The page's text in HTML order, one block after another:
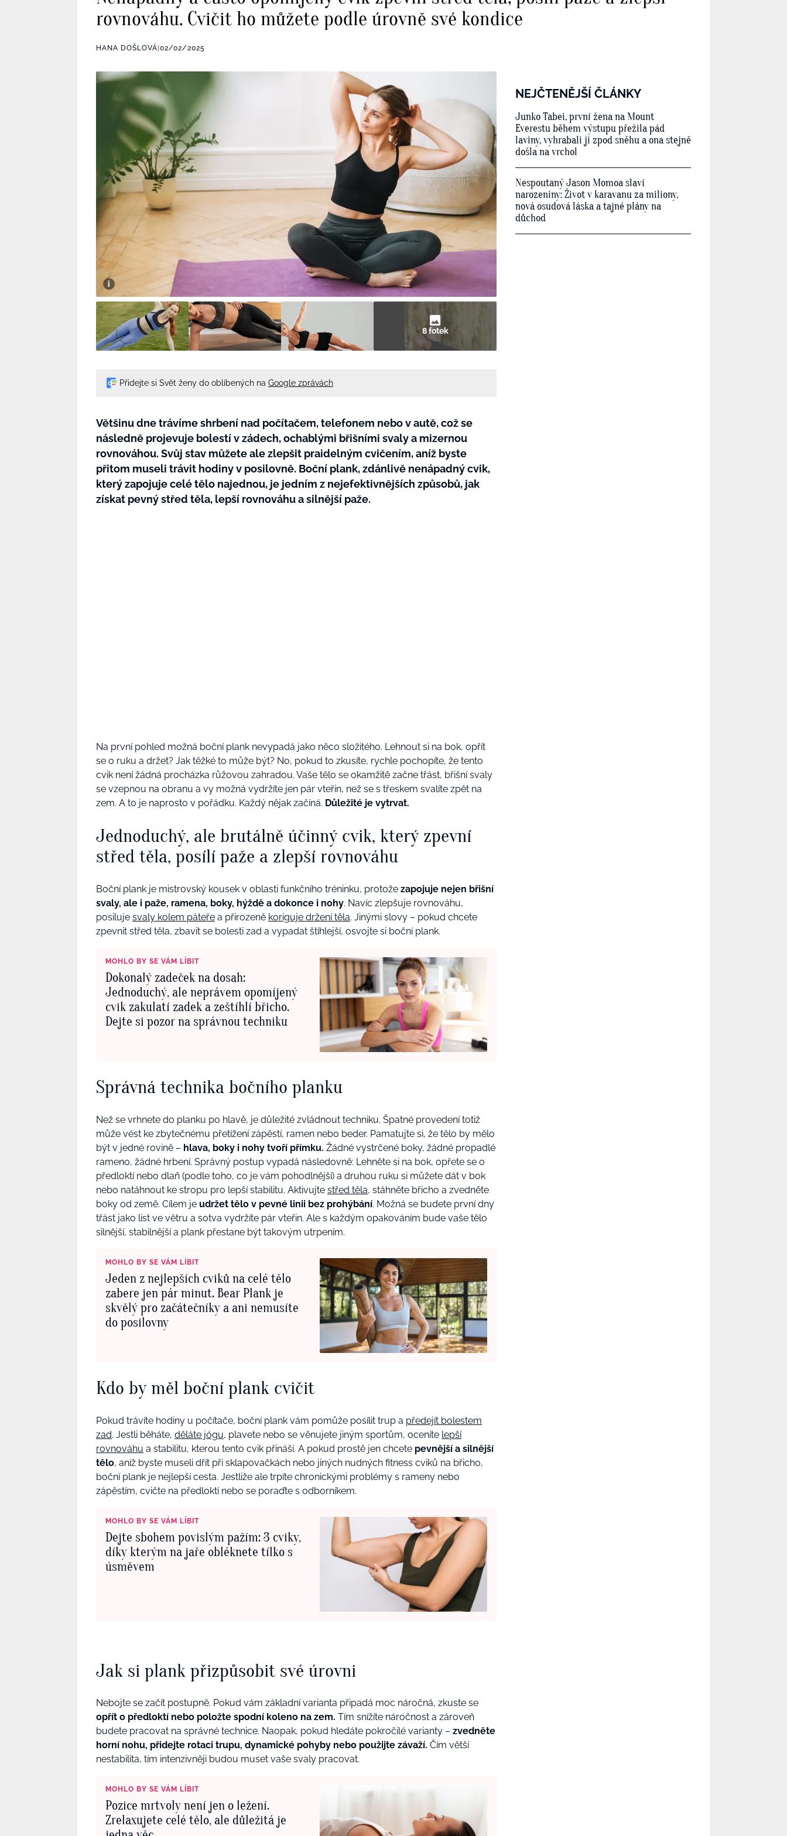
rovnováhu. Cvičit ho můžete podle úrovně své kondice
HANA DOŠLOVÁ 02/02/2025
8 fotek
Přidejte si Svět ženy do oblíbených na Google zprávách
Většinu dne trávíme shrbení nad počítačem, telefonem nebo v autě, což se
následně projevuje bolestí v zádech, ochablými břišními svaly a mizernou
rovnováhou. Svůj stav můžete ale zlepšit praidelným cvičením, aníž byste
přitom museli trávit hodiny v posilovně. Boční plank, zdánlivě nenápadný cvik,
který zapojuje celé tělo najednou, je jedním z nejefektivnějších způsobů, jak
získat pevný střed těla, lepší rovnováhu a silnější paže.
Na první pohled možná boční plank nevypadá jako něco složitého. Lehnout si na bok, opřít
se o ruku a držet? Jak těžké to může být? No, pokud to zkusíte, rychle pochopíte, že tento
cvik není žádná procházka růžovou zahradou. Vaše tělo se okamžitě začne třást, břišní svaly
se vzepnou na obranu a vy možná vydržíte jen pár vteřin, než se s třeskem svalíte zpět na
zem. A to je naprosto v pořádku. Každý nějak začíná. Důležité je vytrvat.
Jednoduchý, ale brutálně účinný cvik, který zpevní
střed těla, posílí paže a zlepší rovnováhu
Boční plank je mistrovský kousek v oblasti funkčního tréninku, protože zapojuje nejen břišní
svaly, ale i paže, ramena, boky, hýždě a dokonce i nohy. Navíc zlepšuje rovnováhu,
posiluje svaly kolem páteře a přirozeně koriguje držení těla. Jinými slovy – pokud chcete
zpevnit střed těla, zbavit se bolesti zad a vypadat štíhlejší, osvojte si boční plank.
MOHLO BY SE VÁM LÍBIT
Dokonalý zadeček na dosah:
Jednoduchý, ale neprávem opomíjený
cvik zakulatí zadek a zeštíhlí břicho.
Dejte si pozor na správnou techniku
Správná technika bočního planku
Než se vrhnete do planku po hlavě, je důležité zvládnout techniku. Špatné provedení totiž
může vést ke zbytečnému přetížení zápěstí, ramen nebo beder. Pamatujte si, že tělo by mělo
být v jedné rovině – hlava, boky i nohy tvoří přímku. Žádné vystrčené boky, žádné propadlé
rameno, žádné hrbení. Správný postup vypadá následovně: Lehněte si na bok, opřete se o
předloktí nebo dlaň (podle toho, co je vám pohodlnější) a druhou ruku si můžete dát v bok
nebo natáhnout ke stropu pro lepší stabilitu. Aktivujte střed těla, stáhněte břicho a zvedněte
boky od země. Cílem je udržet tělo v pevné linii bez prohýbání. Možná se budete první dny
třást jako list ve větru a sotva vydržíte pár vteřin. Ale s každým opakováním bude vaše tělo
silnější, stabilnější a plank přestane být takovým utrpením.
MOHLO BY SE VÁM LÍBIT
Jeden z nejlepších cviků na celé tělo
zabere jen pár minut. Bear Plank je
skvělý pro začátečníky a ani nemusíte
do posilovny
Kdo by měl boční plank cvičit
Pokud trávíte hodiny u počítače, boční plank vám pomůže posílit trup a předejít bolestem
zad. Jestli běháte, děláte jógu, plavete nebo se věnujete jiným sportům, oceníte lepší
rovnováhu a stabilitu, kterou tento cvik přináší. A pokud prostě jen chcete pevnější a silnější
tělo, aníž byste museli dřít při sklapovačkách nebo jiných nudných fitness cviků na břicho,
boční plank je nejlepší cesta. Jestliže ale trpíte chronickými problémy s rameny nebo
zápěstím, cvičte na předloktí nebo se poraďte s odborníkem.
MOHLO BY SE VÁM LÍBIT
Dejte sbohem povislým pažím: 3 cviky,
díky kterým na jaře obléknete tílko s
úsměvem
Jak si plank přizpůsobit své úrovni
Nebojte se začít postupně. Pokud vám základní varianta připadá moc náročná, zkuste se
opřít o předloktí nebo položte spodní koleno na zem. Tím snížíte náročnost a zároveň
budete pracovat na správné technice. Naopak, pokud hledáte pokročilé varianty – zvedněte
horní nohu, přidejte rotaci trupu, dynamické pohyby nebo použijte závaží. Čím větší
nestabilita, tím intenzivněji budou muset vaše svaly pracovat.
MOHLO BY SE VÁM LÍBIT
Pozice mrtvoly není jen o ležení.
Zrelaxujete celé tělo, ale důležitá je
NEJČTENĚJŠÍ ČLÁNKY
Junko Tabei, první žena na Mount
Everestu během výstupu přežila pád
laviny, vyhrabali ji zpod sněhu a ona stejně
došla na vrchol
Nespoutaný Jason Momoa slaví
narozeniny: Život v karavanu za miliony,
nová osudová láska a tajné plány na
důchod